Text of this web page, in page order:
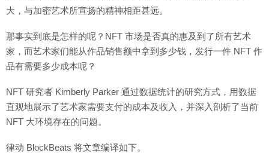
大，与加密艺术所宣扬的精神相距甚远。
那事实到底是怎样的呢？NFT 市场是否真的惠及到了所有艺术
家，而艺术家们能从作品销售额中拿到多少钱，发行一件 NFT 作
品有需要多少成本呢？
NFT 研究者 Kimberly Parker 通过数据统计的研究方式，用数据
直观地展示了艺术家需要支付的成本及收入，并深入剖析了当前
NFT 大环境存在的问题。
律动 BlockBeats 将文章编译如下。